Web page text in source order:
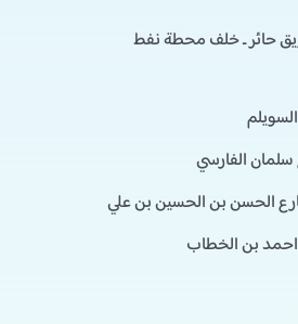
حائر ـ خلف محطة نفط
سلمان الفارسي
الحسن بن الحسين بن علي
بن الخطاب